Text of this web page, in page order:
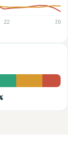
22
30